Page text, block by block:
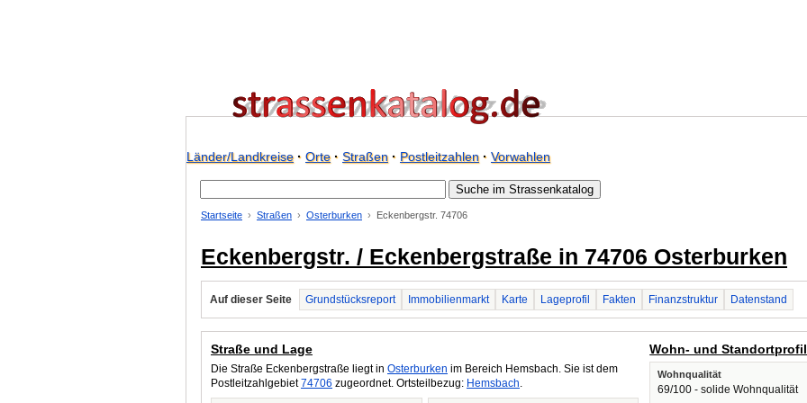
Länder/Landkreise· Orte· Straßen· Postleitzahlen· Vorwahlen
Startseite Straßen Osterburken Eckenbergstr. 74706
Eckenbergstr. / Eckenbergstraße in 74706 Osterburken
Auf dieser Seite Grundstücksreport Immobilienmarkt Karte Lageprofil Fakten Finanzstruktur Datenstand
Straße und Lage
Die Straße Eckenbergstraße liegt in Osterburken im Bereich Hemsbach. Sie ist dem
Postleitzahlgebiet74706 zugeordnet. Ortsteilbezug: Hemsbach.
Wohn- und Standortprofil
Wohnqualität
69/100 - solide Wohnqualität